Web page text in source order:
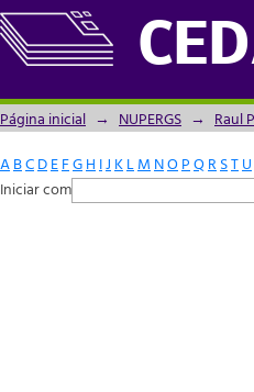
Filtrador por: Assunto
Página inicial → NUPERGS → Raul
ABCDEFGH IJ KLM NOPQRSTU
Iniciar com